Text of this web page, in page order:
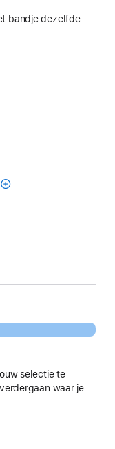
bandje dezelfde
selectie te
waar je